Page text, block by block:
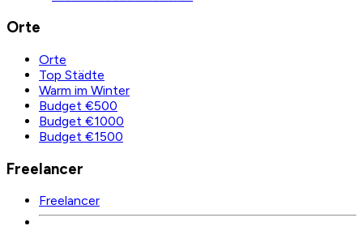
Orte
Orte
Top Städte
Warm im Winter
Budget €500
Budget €1000
Budget €1500
Freelancer
Freelancer